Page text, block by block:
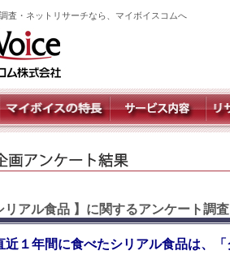
査・ネットリサーチなら、マイボイスコムへ
リアル食品 】に関するアンケート調査
近１年間に食べたシリアル食品は、